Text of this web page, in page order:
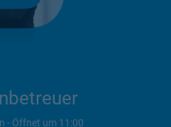
- Öffnet um 11:00